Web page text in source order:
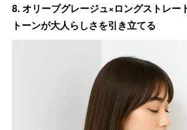
8. オリーブグレージュ×ロングストレー
トーンが大人らしさを引き立てる